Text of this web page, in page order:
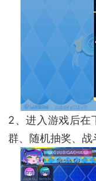
2、进入游戏后在
群、随机抽奖、战